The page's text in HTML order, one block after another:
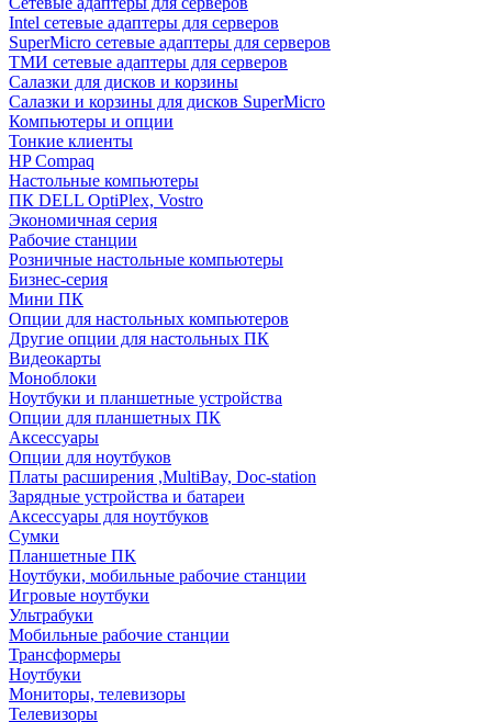
Intel сетевые адаптеры для серверов
SuperMicro сетевые адаптеры для серверов
ТМИ сетевые адаптеры для серверов
Салазки для дисков и корзины
Салазки и корзины для дисков SuperMicro
Компьютеры и опции
Тонкие клиенты
HP Compaq
Настольные компьютеры
ПК DELL OptiPlex, Vostro
Экономичная серия
Рабочие станции
Розничные настольные компьютеры
Бизнес-серия
Мини ПК
Опции для настольных компьютеров
Другие опции для настольных ПК
Видеокарты
Моноблоки
Ноутбуки и планшетные устройства
Опции для планшетных ПК
Аксессуары
Опции для ноутбуков
Платы расширения ,MultiBay, Doc-station
Зарядные устройства и батареи
Аксессуары для ноутбуков
Сумки
Планшетные ПК
Ноутбуки, мобильные рабочие станции
Игровые ноутбуки
Ультрабуки
Мобильные рабочие станции
Трансформеры
Ноутбуки
Мониторы, телевизоры
Телевизоры